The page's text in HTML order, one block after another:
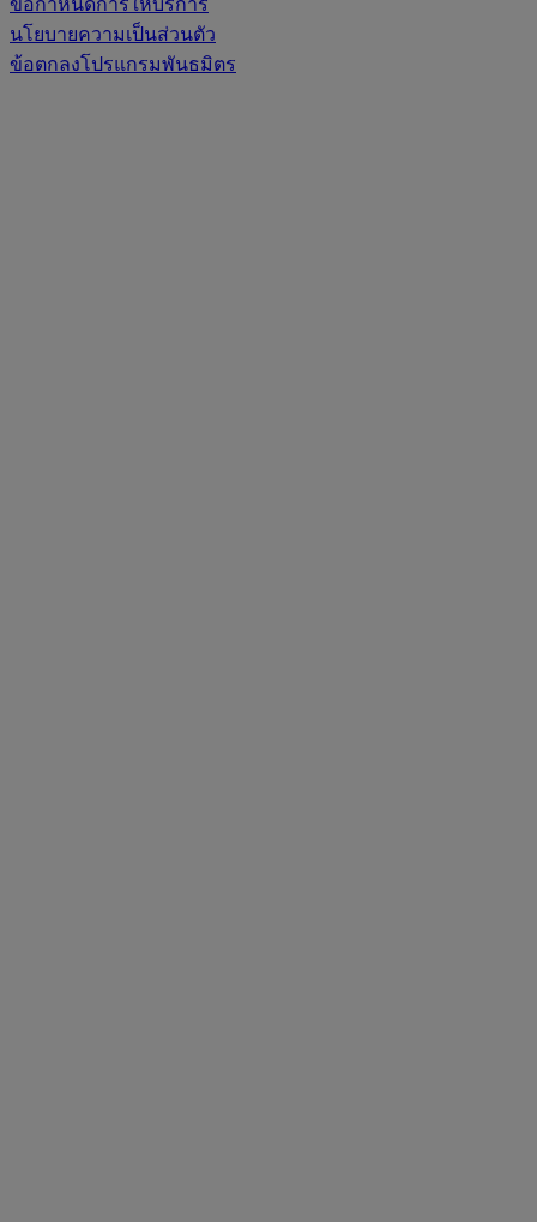
ข้อกำหนดการให้บริการ
นโยบายความเป็นส่วนตัว
ข้อตกลงโปรแกรมพันธมิตร